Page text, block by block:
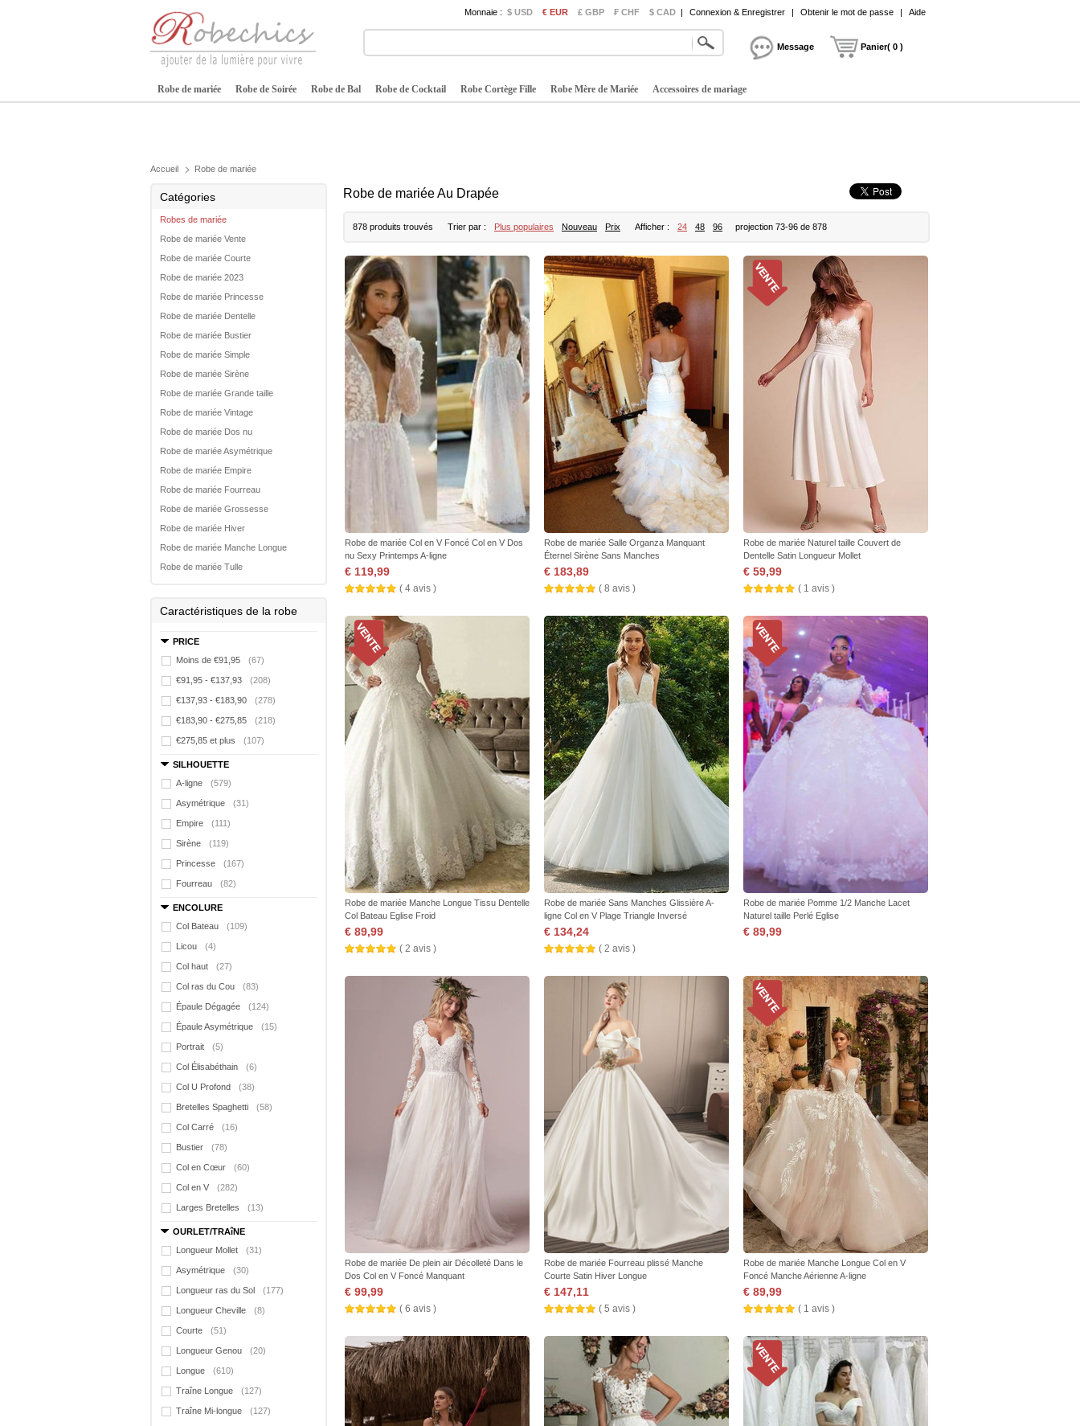
Monnaie : $ USD € EUR £ GBP ₣ CHF $ CAD | Connexion & Enregistrer | Obtenir le mot de passe | Aide
Message Panier( 0 )
Robe de mariée Robe de Soirée Robe de Bal Robe de Cocktail Robe Cortège Fille Robe Mère de Mariée Accessoires de mariage
Accueil Robe de mariée
Catégories
Robes de mariée
Robe de mariée Vente
Robe de mariée Courte
Robe de mariée 2023
Robe de mariée Princesse
Robe de mariée Dentelle
Robe de mariée Bustier
Robe de mariée Simple
Robe de mariée Sirène
Robe de mariée Grande taille
Robe de mariée Vintage
Robe de mariée Dos nu
Robe de mariée Asymétrique
Robe de mariée Empire
Robe de mariée Fourreau
Robe de mariée Grossesse
Robe de mariée Hiver
Robe de mariée Manche Longue
Robe de mariée Tulle
Caractéristiques de la robe
PRICE
Moins de €91,95
(67)
€91,95 - €137,93 (208)
€137,93 - €183,90 (278)
€183,90 - €275,85 (218)
€275,85 et plus (107)
SILHOUETTE
A-ligne
(579)
Asymétrique (31)
Empire (111)
Sirène (119)
Princesse (167)
Fourreau (82)
ENCOLURE
Col Bateau
(109)
Licou (4)
Col haut (27)
Col ras du Cou (83)
Épaule Dégagée (124)
Épaule Asymétrique (15)
Portrait (5)
Col Élisabéthain (6)
Col U Profond (38)
Bretelles Spaghetti (58)
Col Carré (16)
Bustier (78)
Col en Cœur (60)
Col en V (282)
Larges Bretelles (13)
OURLET/TRAîNE
Longueur Mollet
(31)
Asymétrique (30)
Longueur ras du Sol (177)
Longueur Cheville (8)
Courte (51)
Longueur Genou (20)
Longue (610)
Traîne Longue (127)
Traîne Mi-longue (127)
Robe de mariée Au Drapée
878 produits trouvés Trier par : Plus populaires Nouveau Prix Afficher : 24 48 96 projection 73-96 de 878
Robe de mariée Col en V Foncé Col en V Dos
nu Sexy Printemps A-ligne
€ 119,99
( 4 avis )
Robe de mariée Salle Organza Manquant
Éternel Sirène Sans Manches
€ 183,89
( 8 avis )
Robe de mariée Naturel taille Couvert de
Dentelle Satin Longueur Mollet
€ 59,99
( 1 avis )
Robe de mariée Manche Longue Tissu Dentelle
Col Bateau Eglise Froid
€ 89,99
( 2 avis )
Robe de mariée Sans Manches Glissière A-
ligne Col en V Plage Triangle Inversé
€ 134,24
( 2 avis )
Robe de mariée Pomme 1/2 Manche Lacet
Naturel taille Perlé Eglise
€ 89,99
Robe de mariée De plein air Décolleté Dans le
Dos Col en V Foncé Manquant
€ 99,99
( 6 avis )
Robe de mariée Fourreau plissé Manche
Courte Satin Hiver Longue
€ 147,11
( 5 avis )
Robe de mariée Manche Longue Col en V
Foncé Manche Aérienne A-ligne
€ 89,99
( 1 avis )